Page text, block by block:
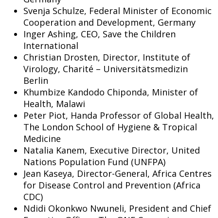
Svenja Schulze, Federal Minister of Economic
Cooperation and Development, Germany
Inger Ashing, CEO, Save the Children
International
Christian Drosten, Director, Institute of
Virology, Charité – Universitätsmedizin
Berlin
Khumbize Kandodo Chiponda, Minister of
Health, Malawi
Peter Piot, Handa Professor of Global Health,
The London School of Hygiene & Tropical
Medicine
Natalia Kanem, Executive Director, United
Nations Population Fund (UNFPA)
Jean Kaseya, Director-General, Africa Centres
for Disease Control and Prevention (Africa
CDC)
Ndidi Okonkwo Nwuneli, President and Chief